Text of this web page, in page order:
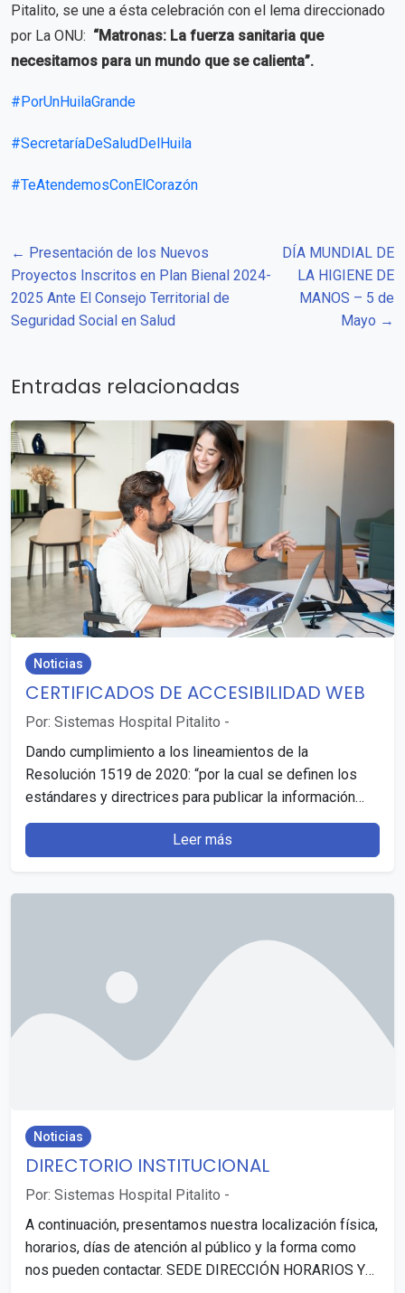
Pitalito, se une a ésta celebración con el lema direccionado
por La ONU: “Matronas: La fuerza sanitaria que
necesitamos para un mundo que se calienta”.
#PorUnHuilaGrande
#SecretaríaDeSaludDelHuila
#TeAtendemosConElCorazón
← Presentación de los Nuevos
Proyectos Inscritos en Plan Bienal 2024-
2025 Ante El Consejo Territorial de
Seguridad Social en Salud
DÍA MUNDIAL DE
LA HIGIENE DE
MANOS – 5 de
Mayo →
Entradas relacionadas
Noticias
CERTIFICADOS DE ACCESIBILIDAD WEB
Por: Sistemas Hospital Pitalito -
Dando cumplimiento a los lineamientos de la
Resolución 1519 de 2020: “por la cual se definen los
estándares y directrices para publicar la información…
Leer más
Noticias
DIRECTORIO INSTITUCIONAL
Por: Sistemas Hospital Pitalito -
A continuación, presentamos nuestra localización física,
horarios, días de atención al público y la forma como
nos pueden contactar. SEDE DIRECCIÓN HORARIOS Y